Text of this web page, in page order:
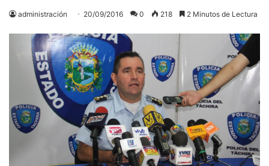
administración 20/09/2016 0 218 2 Minutos de Lectura